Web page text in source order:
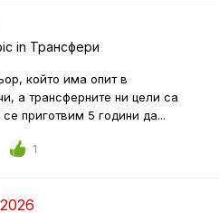
in Трансфери
който има опит в
а трансферните ни цели са
приготвим 5 години да...
1